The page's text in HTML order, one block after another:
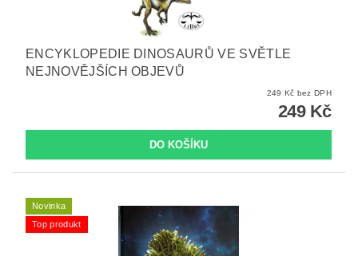
ENCYKLOPEDIE DINOSAURŮ VE SVĚTLE
NEJNOVĚJŠÍCH OBJEVŮ
249 Kč bez DPH
249 Kč
Novinka
Top produkt